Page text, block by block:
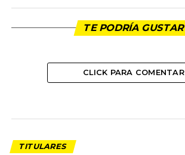
TE PODRÍA GUSTAR
CLICK PARA COMENTAR
TITULARES